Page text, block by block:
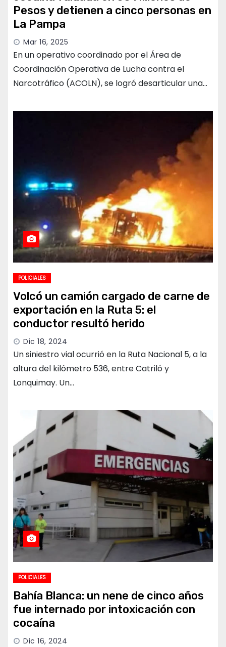
Pesos y detienen a cinco personas en
La Pampa
Mar 16, 2025
En un operativo coordinado por el Área de
Coordinación Operativa de Lucha contra el
Narcotráfico (ACOLN), se logró desarticular una…
POLICIALES
Volcó un camión cargado de carne de
exportación en la Ruta 5: el
conductor resultó herido
Dic 18, 2024
Un siniestro vial ocurrió en la Ruta Nacional 5, a la
altura del kilómetro 536, entre Catriló y
Lonquimay. Un…
POLICIALES
Bahía Blanca: un nene de cinco años
fue internado por intoxicación con
cocaína
Dic 16, 2024